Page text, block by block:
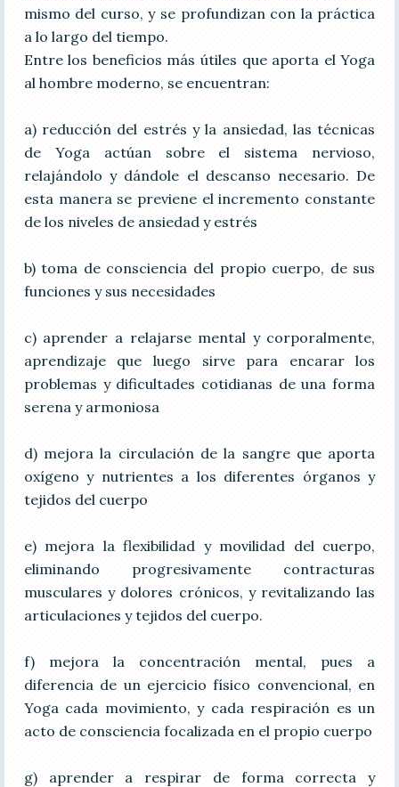
mismo del curso, y se profundizan con la práctica
a lo largo del tiempo.
Entre los beneficios más útiles que aporta el Yoga
al hombre moderno, se encuentran:
a) reducción del estrés y la ansiedad, las técnicas
de Yoga actúan sobre el sistema nervioso,
relajándolo y dándole el descanso necesario. De
esta manera se previene el incremento constante
de los niveles de ansiedad y estrés
b) toma de consciencia del propio cuerpo, de sus
funciones y sus necesidades
c) aprender a relajarse mental y corporalmente,
aprendizaje que luego sirve para encarar los
problemas y dificultades cotidianas de una forma
serena y armoniosa
d) mejora la circulación de la sangre que aporta
oxígeno y nutrientes a los diferentes órganos y
tejidos del cuerpo
e) mejora la flexibilidad y movilidad del cuerpo,
eliminando progresivamente contracturas
musculares y dolores crónicos, y revitalizando las
articulaciones y tejidos del cuerpo.
f) mejora la concentración mental, pues a
diferencia de un ejercicio físico convencional, en
Yoga cada movimiento, y cada respiración es un
acto de consciencia focalizada en el propio cuerpo
g) aprender a respirar de forma correcta y